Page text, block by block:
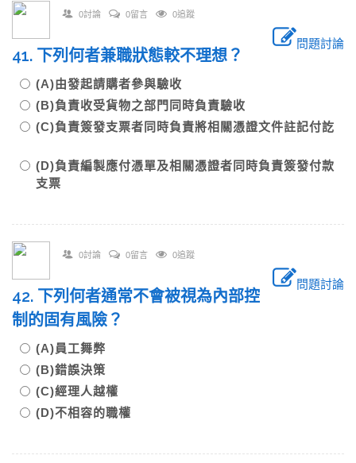
0討論 0留言 0追蹤
問題討論
41. 下列何者兼職狀態較不理想？
(A)由發起請購者參與驗收
(B)負責收受貨物之部門同時負責驗收
(C)負責簽發支票者同時負責將相關憑證文件註記付訖
(D)負責編製應付憑單及相關憑證者同時負責簽發付款
支票
0討論 0留言 0追蹤
問題討論
42. 下列何者通常不會被視為內部控
制的固有風險？
(A)員工舞弊
(B)錯誤決策
(C)經理人越權
(D)不相容的職權